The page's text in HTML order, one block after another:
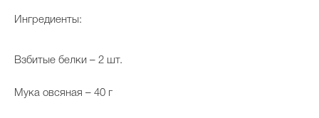
Ингредиенты:
Взбитые белки – 2 шт.
Мука овсяная – 40 г